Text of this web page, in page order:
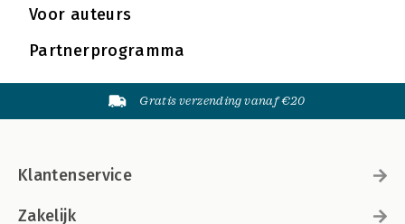
Voor auteurs
Partnerprogramma
Gratis verzending vanaf €20
Klantenservice
Zakelijk